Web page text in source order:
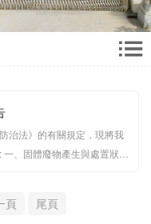
治法》的有關規定，現將我
頁 尾頁